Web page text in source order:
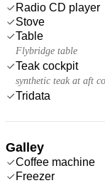
Radio CD player
Stove
Table
Flybridge table
Teak cockpit
synthetic teak at aft
Tridata
Galley
Coffee machine
Freezer